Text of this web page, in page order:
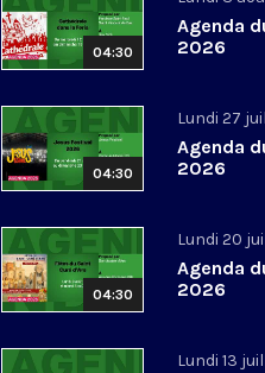
04:30
Agenda
2026
04:30
Lundi 27
Agenda
2026
04:30
Lundi 20
Agenda
2026
Lundi 13